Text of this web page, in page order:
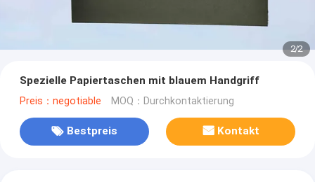
1/2
Spezielle Papiertaschen mit blauem Handgriff
Preis：negotiable MOQ：Durchkontaktierung
Bestpreis Kontakt